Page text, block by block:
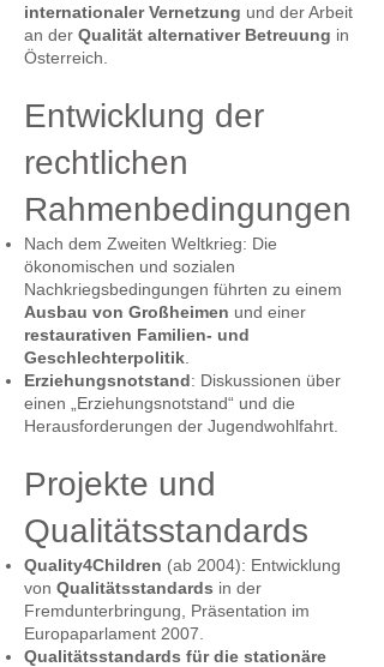
internationaler Vernetzung und der Arbeit
an der Qualität alternativer Betreuung in
Österreich.
Entwicklung der
rechtlichen
Rahmenbedingungen
Nach dem Zweiten Weltkrieg: Die
ökonomischen und sozialen
Nachkriegsbedingungen führten zu einem
Ausbau von Großheimen und einer
restaurativen Familien- und
Geschlechterpolitik
Erziehungsnotstand: Diskussionen über
einen „Erziehungsnotstand“ und die
Herausforderungen der Jugendwohlfahrt.
Projekte und
Qualitätsstandards
Quality4Children (ab 2004): Entwicklung
von Qualitätsstandards in der
Fremdunterbringung, Präsentation im
Europaparlament 2007.
Qualitätsstandards für die stationäre